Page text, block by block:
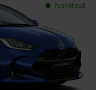
Noliktavā